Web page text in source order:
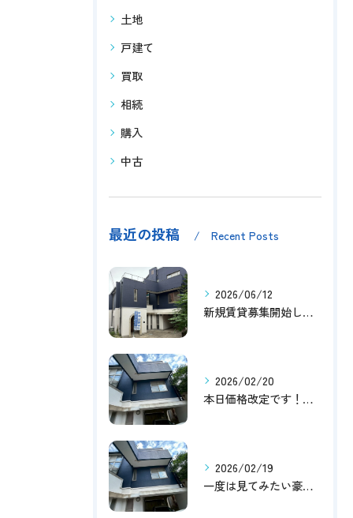
土地
戸建て
買取
相続
購入
中古
最近の投稿 Recent Posts
2026/06/12
新規賃貸募集開始しました！
2026/02/20
本日価格改定です！！このチャンスお見逃しなく！！！
2026/02/19
一度は見てみたい豪邸！！内覧受付中です～☆